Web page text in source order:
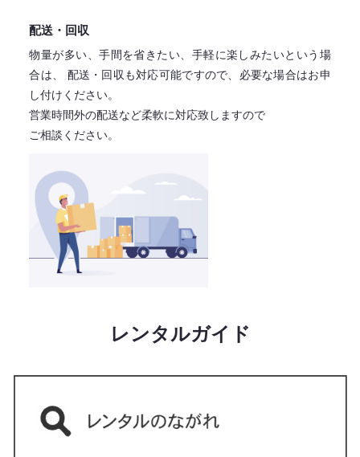
配送・回収
物量が多い、手間を省きたい、手軽に楽しみたいという場
合は、
配送・回収も対応可能ですので、必要な場合はお申
し付けください。
営業時間外の配送など柔軟に対応致しますので
ご相談ください。
レンタルガイド